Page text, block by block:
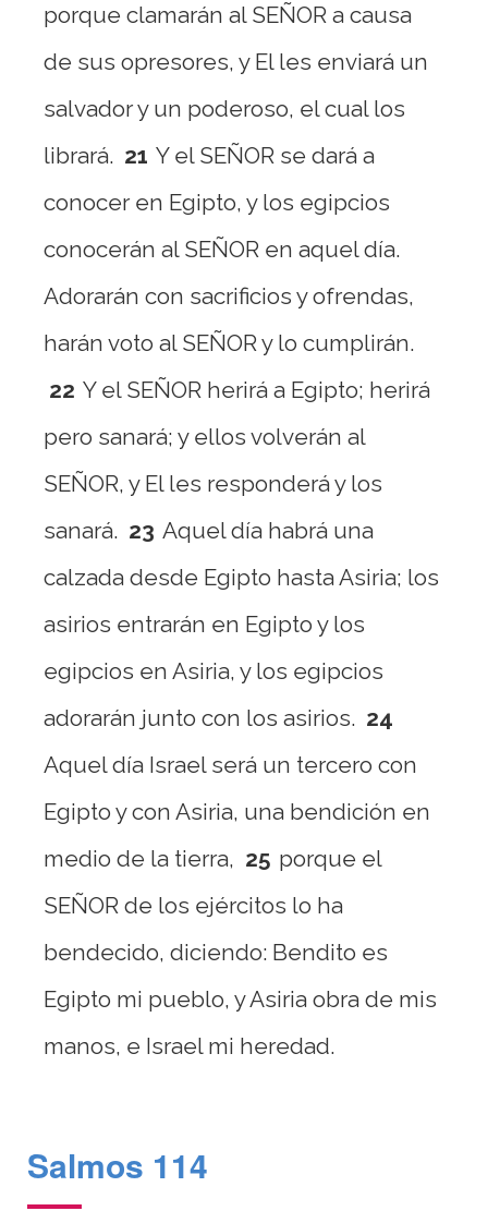
porque clamarán al SEÑOR a causa
de sus opresores, y El les enviará un
salvador y un poderoso, el cual los
librará. 21 Y el SEÑOR se dará a
conocer en Egipto, y los egipcios
conocerán al SEÑOR en aquel día.
Adorarán con sacrificios y ofrendas,
harán voto al SEÑOR y lo cumplirán.
22 Y el SEÑOR herirá a Egipto; herirá
pero sanará; y ellos volverán al
SEÑOR, y El les responderá y los
sanará. 23 Aquel día habrá una
calzada desde Egipto hasta Asiria; los
asirios entrarán en Egipto y los
egipcios en Asiria, y los egipcios
adorarán junto con los asirios. 24
Aquel día Israel será un tercero con
Egipto y con Asiria, una bendición en
medio de la tierra, 25 porque el
SEÑOR de los ejércitos lo ha
bendecido, diciendo: Bendito es
Egipto mi pueblo, y Asiria obra de mis
manos, e Israel mi heredad.
Salmos 114